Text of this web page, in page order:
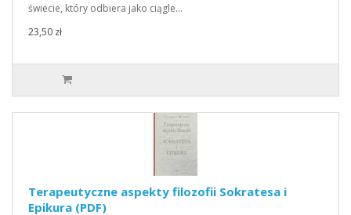
świecie, który odbiera jako ciągle…
23,50 zł
Terapeutyczne aspekty filozofii Sokratesa i
Epikura (PDF)